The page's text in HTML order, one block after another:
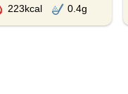
223kcal 0.4g